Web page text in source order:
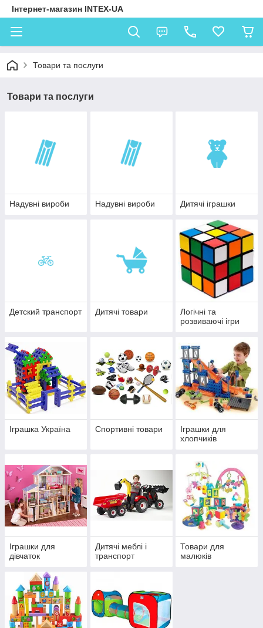
Інтернет-магазин INTEX-UA
Товари та послуги
Товари та послуги
Надувні вироби Надувні вироби Дитячі іграшки
Детский транспорт Дитячі товари
Логічні та
розвиваючі ігри
Іграшка Україна Спортивні товари
Іграшки для
хлопчиків
Іграшки для
дівчаток
Дитячі меблі і
транспорт
Товари для
малюків